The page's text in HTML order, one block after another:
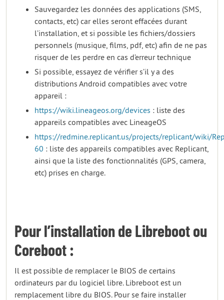
Sauvegardez les données des applications (SMS,
contacts, etc) car elles seront effacées durant
l’installation, et si possible les fichiers/dossiers
personnels (musique, films, pdf, etc) afin de ne pas
risquer de les perdre en cas d’erreur technique
Si possible, essayez de vérifier s’il y a des
distributions Android compatibles avec votre
appareil :
https://wiki.lineageos.org/devices : liste des
appareils compatibles avec LineageOS
https://redmine.replicant.us/projects/replicant/wiki/
60 : liste des appareils compatibles avec Replicant,
ainsi que la liste des fonctionnalités (GPS, camera,
etc) prises en charge.
Pour l’installation de Libreboot ou
Coreboot :
Il est possible de remplacer le BIOS de certains
ordinateurs par du logiciel libre. Libreboot est un
remplacement libre du BIOS. Pour se faire installer